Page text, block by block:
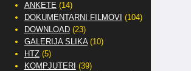
ANKETE (14)
DOKUMENTARNI FILMOVI (104)
DOWNLOAD(23)
GALERIJA SLIKA(10)
HTZ(5)
KOMPJUTERI (39)